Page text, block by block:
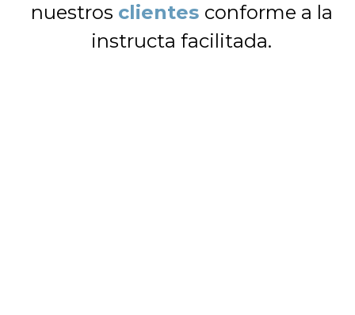
nuestros clientes conforme a la
instructa facilitada.